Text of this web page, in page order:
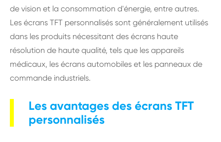
de vision et la consommation d'énergie, entre autres.
Les écrans TFT personnalisés sont généralement utilisés
dans les produits nécessitant des écrans haute
résolution de haute qualité, tels que les appareils
médicaux, les écrans automobiles et les panneaux de
commande industriels.
Les avantages des écrans TFT
personnalisés